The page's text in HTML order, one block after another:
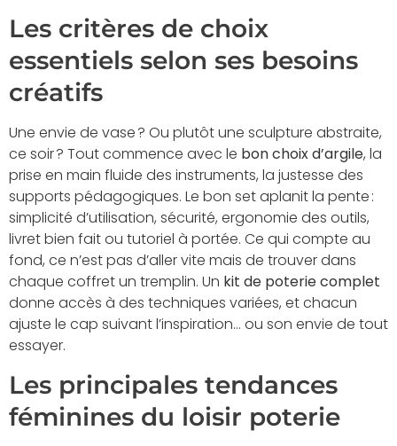
Les critères de choix
essentiels selon ses besoins
créatifs
Une envie de vase ? Ou plutôt une sculpture abstraite,
ce soir ? Tout commence avec le bon choix d’argile, la
prise en main fluide des instruments, la justesse des
supports pédagogiques. Le bon set aplanit la pente :
simplicité d’utilisation, sécurité, ergonomie des outils,
livret bien fait ou tutoriel à portée. Ce qui compte au
fond, ce n’est pas d’aller vite mais de trouver dans
chaque coffret un tremplin. Un kit de poterie complet
donne accès à des techniques variées, et chacun
ajuste le cap suivant l’inspiration… ou son envie de tout
essayer.
Les principales tendances
féminines du loisir poterie